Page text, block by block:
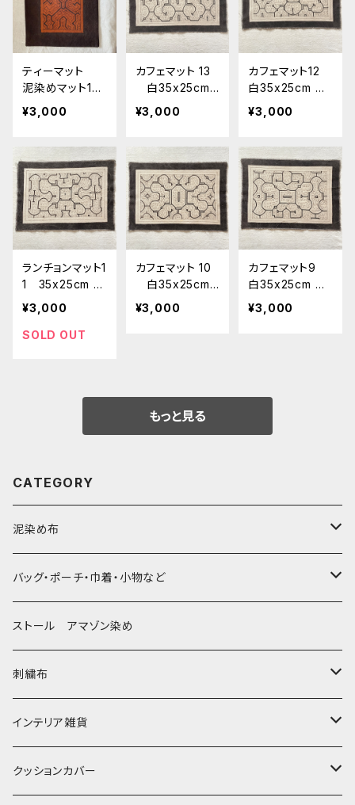
ティーマット
泥染めマット1
裏加工 シピボ
族の泥染め 天
イスマット
¥3,000
カフェマット 13
白35x25cm
シピボ族の泥染
め shipibo m
ト プレイスマッ
ト
¥3,000
カフェマット12
白35x25cm シ
ピボ族の泥染
め shipibo m
芸 カフェマッ
ト プレイスマッ
ト
¥3,000
ランチョンマット1
1 35x25cm シ
ピボ族の泥染め
白 shipibo m
att カフェマッ
¥3,000
SOLD OUT
カフェマット 10
白35x25cm
シピボ族の泥染
め shipibo m
¥3,000
カフェマット9
白35x25cm シ
ピボ族の泥染
め shipibo m
¥3,000
もっと見る
CATEGORY
泥染め布
大判布150-特大250cm ベッドカバー
〜155cm
〜180cm
中型布 30-90cm
80-90-
-70-
小型布 コースター・カフェマット・ポットマット
小型マット（正方形）
小型マット（長方形）
細長布 ロング テーブルランナー
バッグ・ポーチ・巾着・小物など
バッグ
草木染めと泥染め
帆布の泥染め
ポシェット・ポーチ・巾着
ポシェット・ショルダー
ポーチ・丸ポーチ・クラッチバッグ
パッチワーク
その他
ストール アマゾン染め
刺繍布
大判刺繍腰巻
大判泥染め刺繍
インテリア雑貨
額装・木枠・パネル
クッションカバー